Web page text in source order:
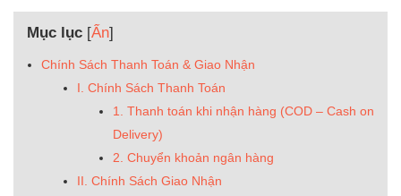
Mục lục [Ẩn]
Chính Sách Thanh Toán & Giao Nhận
I. Chính Sách Thanh Toán
1. Thanh toán khi nhận hàng (COD – Cash on
Delivery)
2. Chuyển khoản ngân hàng
II. Chính Sách Giao Nhận